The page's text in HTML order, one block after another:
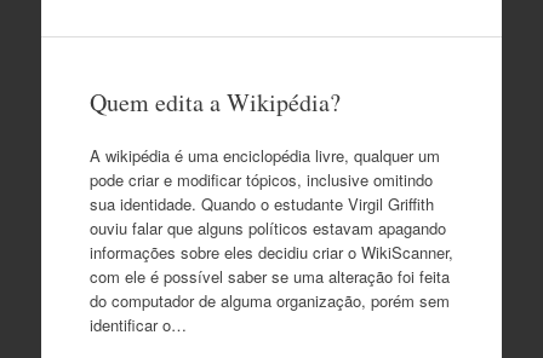
Quem edita a Wikipédia?
A wikipédia é uma enciclopédia livre, qualquer um
pode criar e modificar tópicos, inclusive omitindo
sua identidade. Quando o estudante Virgil Griffith
ouviu falar que alguns políticos estavam apagando
informações sobre eles decidiu criar o WikiScanner,
com ele é possível saber se uma alteração foi feita
do computador de alguma organização, porém sem
identificar o…